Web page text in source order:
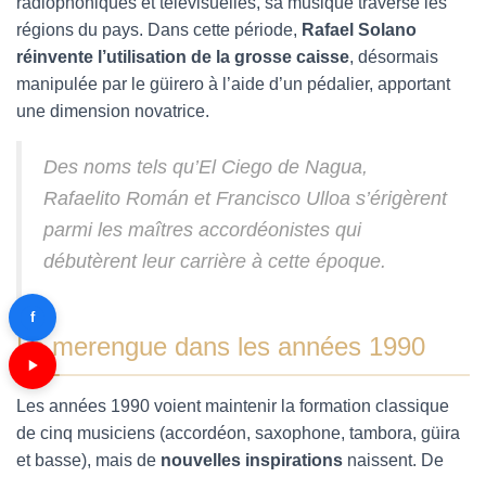
régions du pays. Dans cette période, Rafael Solano
réinvente l’utilisation de la grosse caisse, désormais
manipulée par le güirero à l’aide d’un pédalier, apportant
une dimension novatrice.
Des noms tels qu’El Ciego de Nagua,
Rafaelito Román et Francisco Ulloa s’érigèrent
parmi les maîtres accordéonistes qui
débutèrent leur carrière à cette époque.
Le merengue dans les années 1990
Les années 1990 voient maintenir la formation classique
de cinq musiciens (accordéon, saxophone, tambora, güira
et basse), mais de nouvelles inspirations naissent. De
f